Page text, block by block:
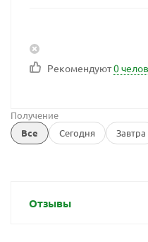
Рекомендуют0
Получение
Все
Сегодня Завтра
Отзывы